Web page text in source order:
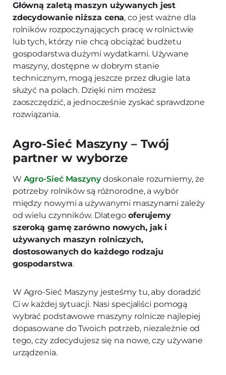
Główną zaletą maszyn używanych jest
zdecydowanie niższa cena, co jest ważne dla
rolników rozpoczynających pracę w rolnictwie
lub tych, którzy nie chcą obciążać budżetu
gospodarstwa dużymi wydatkami. Używane
maszyny, dostępne w dobrym stanie
technicznym, mogą jeszcze przez długie lata
służyć na polach. Dzięki nim możesz
zaoszczędzić, a jednocześnie zyskać sprawdzone
rozwiązania.
Agro-Sieć Maszyny – Twój
partner w wyborze
W Agro-Sieć Maszynydoskonale rozumiemy, że
potrzeby rolników są różnorodne, a wybór
między nowymi a używanymi maszynami zależy
od wielu czynników. Dlatego oferujemy
szeroką gamę zarówno nowych, jak i
używanych maszyn rolniczych,
dostosowanych do każdego rodzaju
gospodarstwa.
W Agro-Sieć Maszyny jesteśmy tu, aby doradzić
Ci w każdej sytuacji. Nasi specjaliści pomogą
wybrać podstawowe maszyny rolnicze najlepiej
dopasowane do Twoich potrzeb, niezależnie od
tego, czy zdecydujesz się na nowe, czy używane
urządzenia.